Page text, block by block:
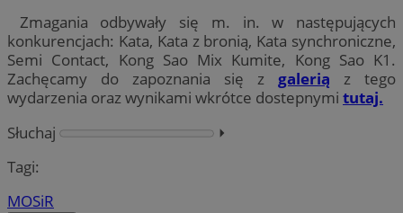
Zmagania odbywały się m. in. w następujących
konkurencjach: Kata, Kata z bronią, Kata synchroniczne,
Semi Contact, Kong Sao Mix Kumite, Kong Sao K1.
Zachęcamy do zapoznania się z galerią z tego
wydarzenia oraz wynikami wkrótce dostepnymi tutaj.
Słuchaj
⏵︎
Tagi:
MOSiR